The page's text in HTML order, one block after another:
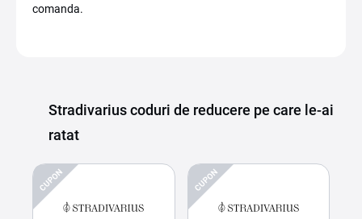
comanda.
Stradivarius coduri de reducere pe care le-ai
ratat
CUPON CUPON